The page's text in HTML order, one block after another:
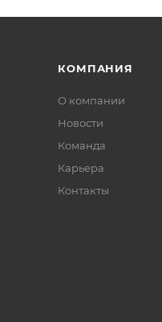
КОМПАНИЯ
О компании
Новости
Команда
Карьера
Контакты